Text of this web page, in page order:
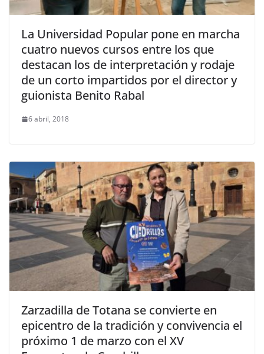
La Universidad Popular pone en marcha
cuatro nuevos cursos entre los que
destacan los de interpretación y rodaje
de un corto impartidos por el director y
guionista Benito Rabal
6 abril, 2018
Zarzadilla de Totana se convierte en
epicentro de la tradición y convivencia el
próximo 1 de marzo con el XV